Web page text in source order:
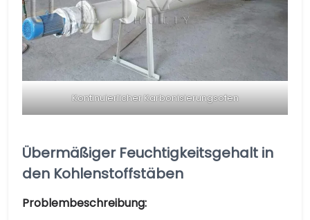
Kontinuierlicher Karbonisierungsofen
Übermäßiger Feuchtigkeitsgehalt in
den Kohlenstoffstäben
Problembeschreibung: